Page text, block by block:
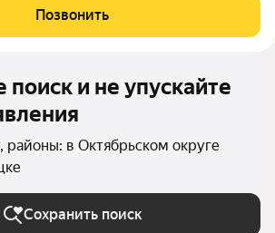
ставке поможет наш кредитный
Одобрение
Позвонить
поиск и не упускайте
районы: в Октябрьском округе
Сохранить поиск